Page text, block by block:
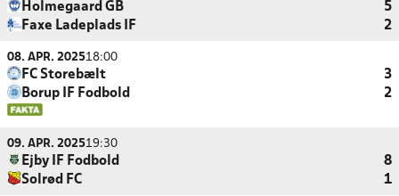
Holmegaard GB
5
Faxe Ladeplads IF
2
08. APR. 202518:00
FC Storebælt
3
Borup IF Fodbold
2
09. APR. 202519:30
Ejby IF Fodbold
8
Solrød FC
1